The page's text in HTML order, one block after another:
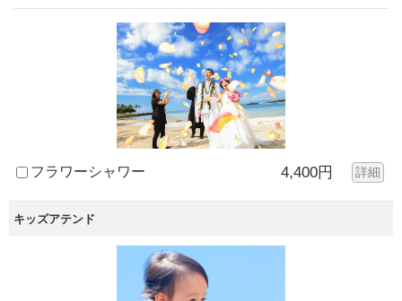
フラワーシャワー 4,400円 詳細
キッズアテンド